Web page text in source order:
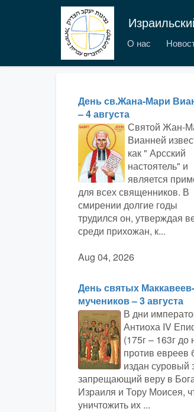
О нас
День св.Жана-Мари
– 4 августа
Святой Жан-
Вианней
как " Арсский
настоятель" и
является
для всех священников. В
смирении долгие годы
трудился он, утверждая
среди прихожан, к...
Aug 04, 2026
День святых Маккавеев-
мучеников – 3 августа
В дни
Антиоха IV
(175г – 163г до
против евреев
издан суровый
запрещающий веру в
Израиля и Тору Моисея,
уничтожить их ...